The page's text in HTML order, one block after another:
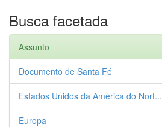
Busca facetada
Assunto
Documento de Santa Fé
Estados Unidos da América do Nort...
Europa